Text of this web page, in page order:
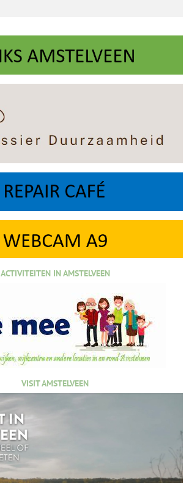
ACTIVITEITEN IN AMSTELVEEN
VISIT AMSTELVEEN